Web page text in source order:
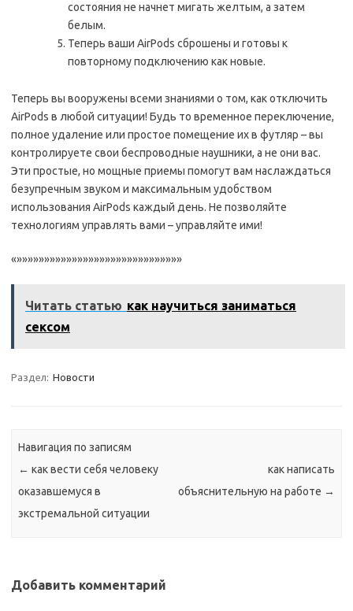
состояния не начнет мигать желтым, а затем
белым.
Теперь ваши AirPods сброшены и готовы к
повторному подключению как новые.
Теперь вы вооружены всеми знаниями о том, как отключить
AirPods в любой ситуации! Будь то временное переключение,
полное удаление или простое помещение их в футляр – вы
контролируете свои беспроводные наушники, а не они вас.
Эти простые, но мощные приемы помогут вам наслаждаться
безупречным звуком и максимальным удобством
использования AirPods каждый день. Не позволяйте
технологиям управлять вами – управляйте ими!
«»»»»»»»»»»»»»»»»»»»»»»»»»»»»»»
Читать статью как научиться заниматься
сексом
Раздел: Новости
Навигация по записям
← как вести себя человеку
оказавшемуся в
экстремальной ситуации
как написать
объяснительную на работе →
Добавить комментарий